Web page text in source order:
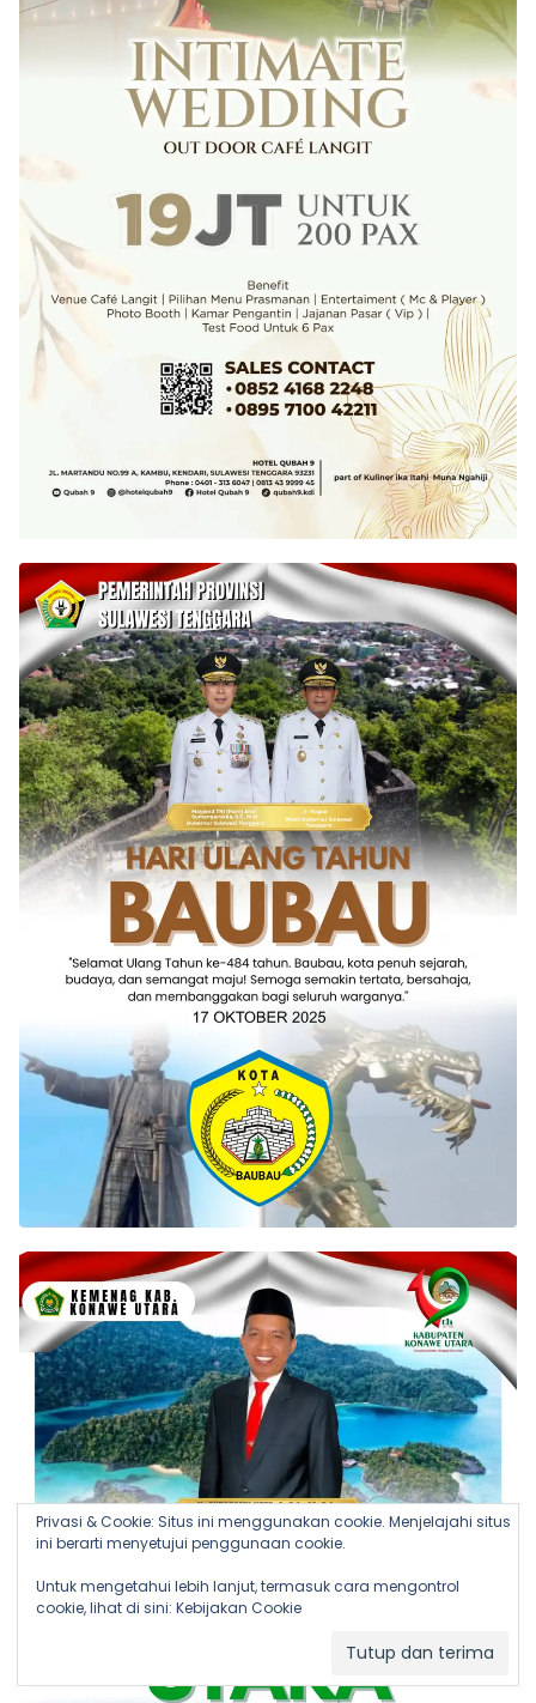
Privasi & Cookie: Situs ini menggunakan cookie. Menjelajahi situs
ini berarti menyetujui penggunaan cookie.
Untuk mengetahui lebih lanjut, termasuk cara mengontrol
cookie, lihat di sini: Kebijakan Cookie